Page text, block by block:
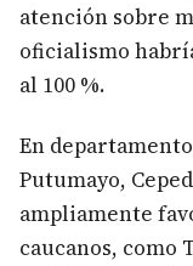
atención sobre
oficialismo
al 100 %.
En
Putumayo,
ampliamente
caucanos, como